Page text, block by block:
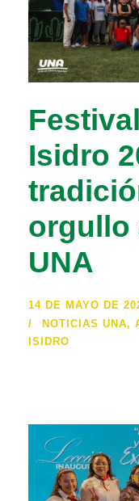
Isidro
orgullo
UNA
14 DE MAYO DE
NOTICIAS UNA,
ISIDRO